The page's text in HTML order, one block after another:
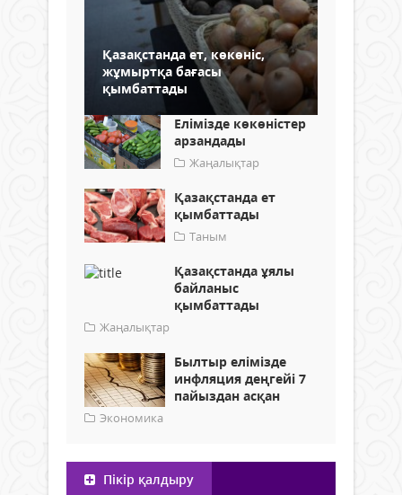
Қазақстанда ет, көкөніс,
жұмыртқа бағасы
қымбаттады
Елімізде көкөністер
арзандады
Жаңалықтар
Қазақстанда ет
қымбаттады
Таным
Қазақстанда ұялы
байланыс
қымбаттады
Жаңалықтар
Былтыр елімізде
инфляция деңгейі 7
пайыздан асқан
Экономика
Пікір қалдыру